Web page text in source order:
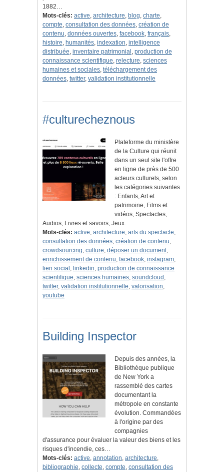
1882…
Mots-clés: active, architecture, blog, charte,
compte, consultation des données, création de
contenu, données ouvertes, facebook, français,
histoire, humanités, indexation, intelligence
distribuée, inventaire patrimonial , production de
connaissance scientifique, relecture, sciences
humaines et sociales, téléchargement des
données, twitter, validation institutionnelle
#culturecheznous
Plateforme du ministère
de la Culture qui réunit
dans un seul site l'offre
en ligne de près de 500
acteurs culturels, selon
les catégories suivantes
: Enfants, Art et
patrimoine, Films et
vidéos, Spectacles,
Audios, Livres et savoirs, Jeux.
Mots-clés: active, architecture, arts du spectacle,
consultation des données, création de contenu,
crowdsourcing, culture, déposer un document,
enrichissement de contenu, facebook, instagram,
lien social , linkedin, production de connaissance
scientifique, sciences humaines, soundcloud ,
twitter, validation institutionnelle, valorisation,
youtube
Building Inspector
Depuis des années, la
Bibliothèque publique
de New York a
rassemblé des cartes
documentant la
métropole en constante
évolution. Commandées
à l'origine par des
compagnies
d'assurance pour évaluer la valeur des biens et les
risques d'incendie, ces…
Mots-clés: active, annotation, architecture,
bibliographie, collecte, compte, consultation des